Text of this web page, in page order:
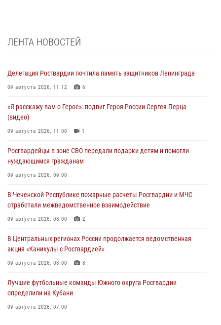
ЛЕНТА НОВОСТЕЙ
Делегация Росгвардии почтила память защитников Ленинграда
09 августа 2026, 11:12 6
«Я расскажу вам о Герое»: подвиг Героя России Сергея Перца
(видео)
09 августа 2026, 11:00 1
Росгвардейцы в зоне СВО передали подарки детям и помогли
нуждающимся гражданам
09 августа 2026, 09:00
В Чеченской Республике пожарные расчеты Росгвардии и МЧС
отработали межведомственное взаимодействие
09 августа 2026, 08:00 2
В Центральных регионах России продолжается ведомственная
акция «Каникулы с Росгвардией»
09 августа 2026, 08:00 8
Лучшие футбольные команды Южного округа Росгвардии
определили на Кубани
09 августа 2026, 07:00